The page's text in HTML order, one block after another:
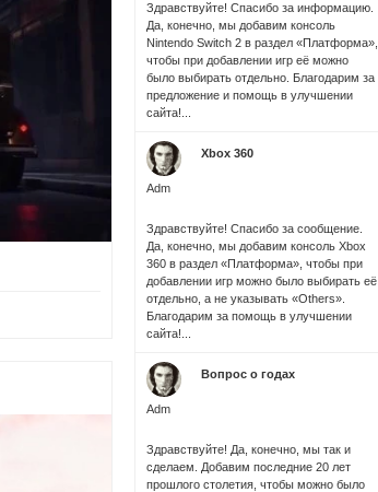
Здравствуйте! Спасибо за информацию.
Да, конечно, мы добавим консоль
Nintendo Switch 2 в раздел «Платформа»,
чтобы при добавлении игр её можно
было выбирать отдельно. Благодарим за
предложение и помощь в улучшении
сайта!...
Adm
Xbox 360
Здравствуйте! Спасибо за сообщение.
Да, конечно, мы добавим консоль Xbox
360 в раздел «Платформа», чтобы при
добавлении игр можно было выбирать её
отдельно, а не указывать «Others».
Благодарим за помощь в улучшении
сайта!...
Adm
Вопрос о годах
Здравствуйте! Да, конечно, мы так и
сделаем. Добавим последние 20 лет
прошлого столетия, чтобы можно было